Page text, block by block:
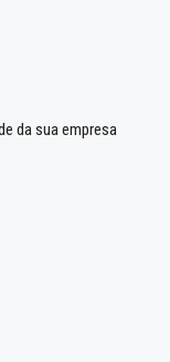
da sua empresa